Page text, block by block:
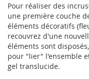
Pour réaliser des
une première couche
éléments décoratifs
recouvrez d'une
éléments sont
pour "lier" l'ensemble
gel translucide.